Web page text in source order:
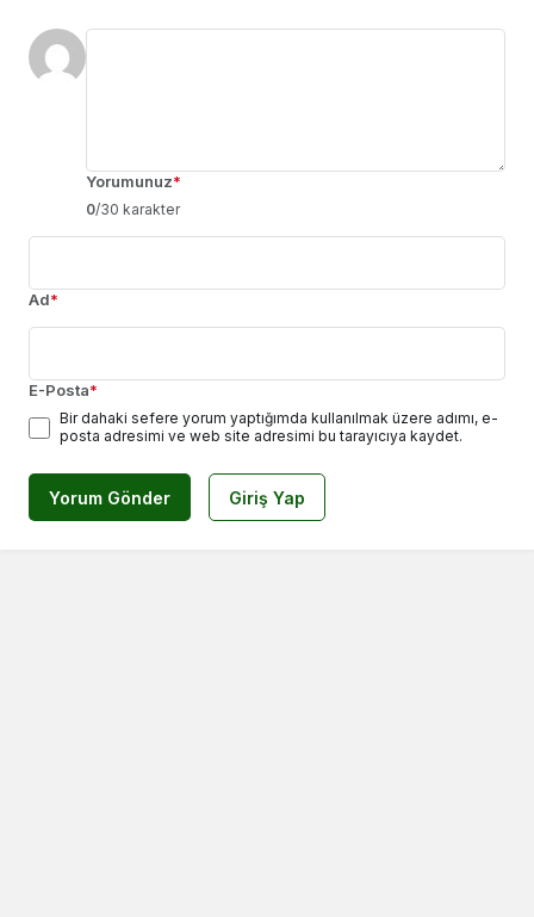
Yorumunuz*
0/30 karakter
Ad*
E-Posta*
Bir dahaki sefere yorum yaptığımda kullanılmak üzere adımı, e-
posta adresimi ve web site adresimi bu tarayıcıya kaydet.
Yorum Gönder Giriş Yap